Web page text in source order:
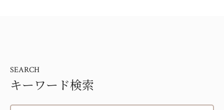
SEARCH
キーワード検索